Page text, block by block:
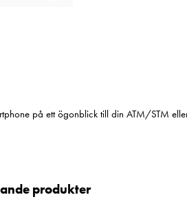
på ett ögonblick till din ATM/STM
produkter